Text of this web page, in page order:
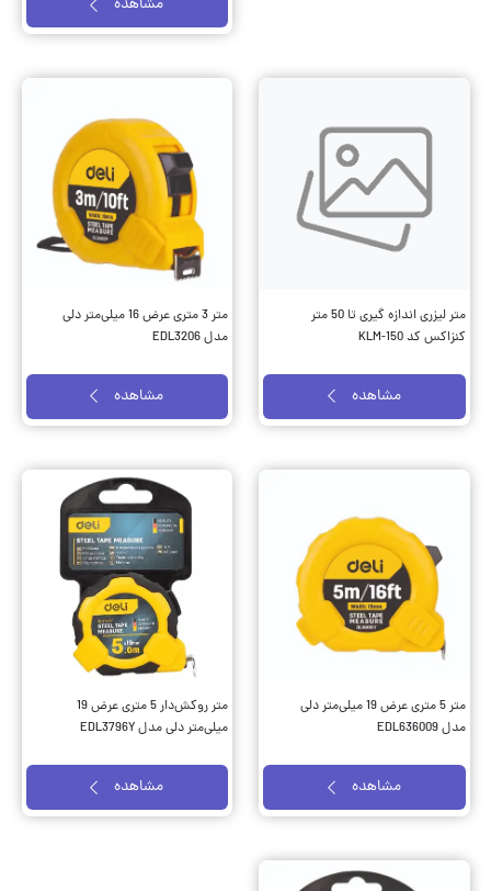
مشاهده
متر لیزری اندازه گیری تا 50 متر
کنزاکس کد KLM-150
مشاهده
متر 3 متری عرض 16 میلی‌متر دلی
مدل EDL3206
مشاهده
متر 5 متری عرض 19 میلی‌متر دلی
مدل EDL636009
مشاهده
متر روکش‌دار 5 متری عرض 19
میلی‌متر دلی مدل EDL3796Y
مشاهده